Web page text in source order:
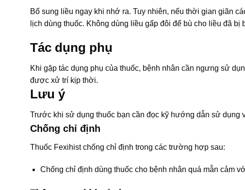
Bổ sung liều ngay khi nhớ ra. Tuy nhiên, nếu thời gian giãn
lịch dùng thuốc. Không dùng liều gấp đôi để bù cho liều đã bị
Tác dụng phụ
Khi gặp tác dụng phụ của thuốc, bệnh nhân cần ngưng sử
được xử trí kịp thời.
Lưu ý
Trước khi sử dụng thuốc bạn cần đọc kỹ hướng dẫn sử dụng
Chống chỉ định
Thuốc Fexihist chống chỉ định trong các trường hợp sau:
Chống chỉ định dùng thuốc cho bệnh nhân quá mẫn cảm